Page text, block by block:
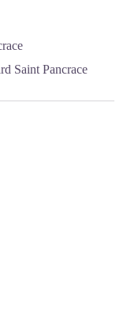
Saint Pancrace